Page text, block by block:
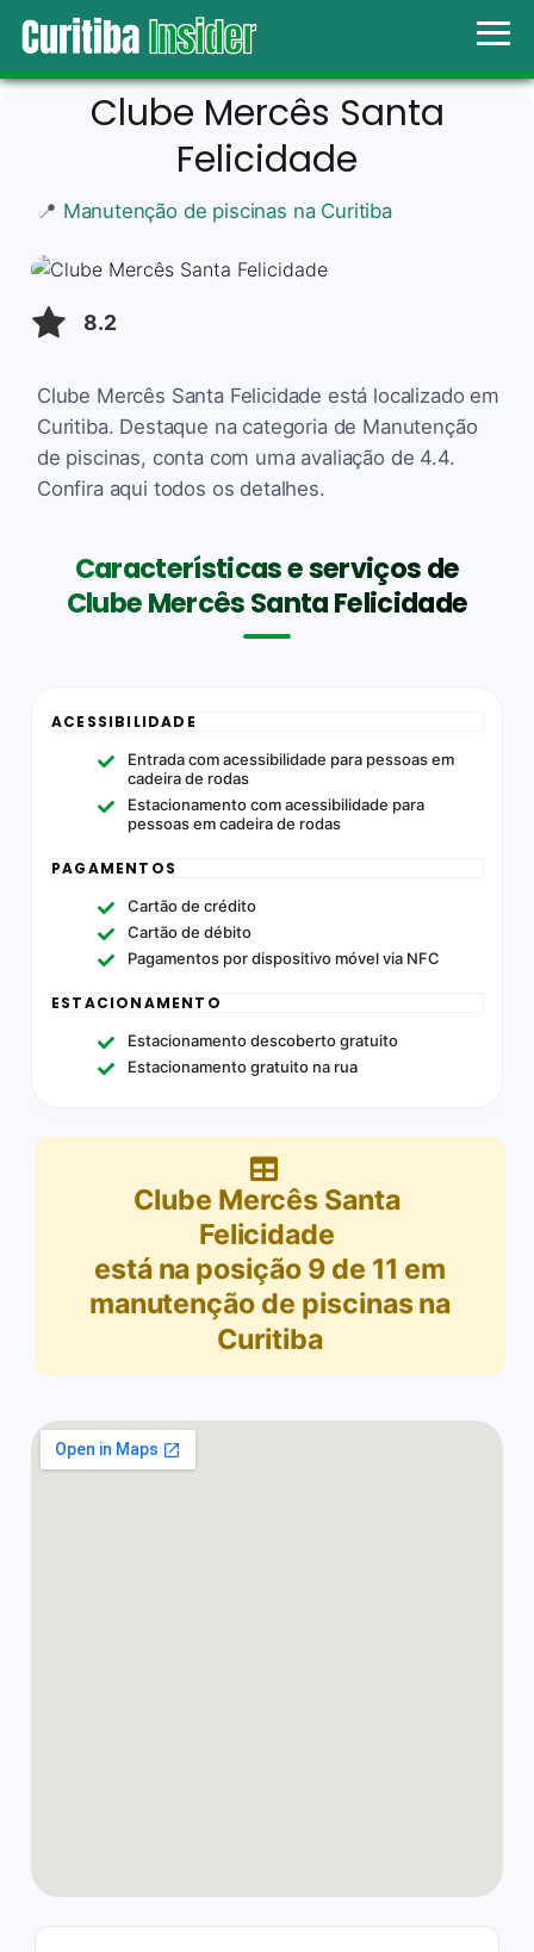
Clube Mercês Santa
Felicidade
📍 Manutenção de piscinas na Curitiba
8.2
Clube Mercês Santa Felicidade está localizado em
Curitiba. Destaque na categoria de Manutenção
de piscinas, conta com uma avaliação de 4.4.
Confira aqui todos os detalhes.
Características e serviços de
Clube Mercês Santa Felicidade
ACESSIBILIDADE
Entrada com acessibilidade para pessoas em
cadeira de rodas
Estacionamento com acessibilidade para
pessoas em cadeira de rodas
PAGAMENTOS
Cartão de crédito
Cartão de débito
Pagamentos por dispositivo móvel via NFC
ESTACIONAMENTO
Estacionamento descoberto gratuito
Estacionamento gratuito na rua
Clube Mercês Santa
Felicidade
está na posição 9 de 11 em
manutenção de piscinas na
Curitiba